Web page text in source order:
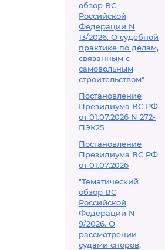
обзор ВС
Российской
Федерации N
13/2026. О судебной
практике по делам,
связанным с
самовольным
строительством"
Постановление
Президиума ВС РФ
от 01.07.2026 N 272-
ПЭК25
Постановление
Президиума ВС РФ
от 01.07.2026
"Тематический
обзор ВС
Российской
Федерации N
9/2026. О
рассмотрении
судами споров,